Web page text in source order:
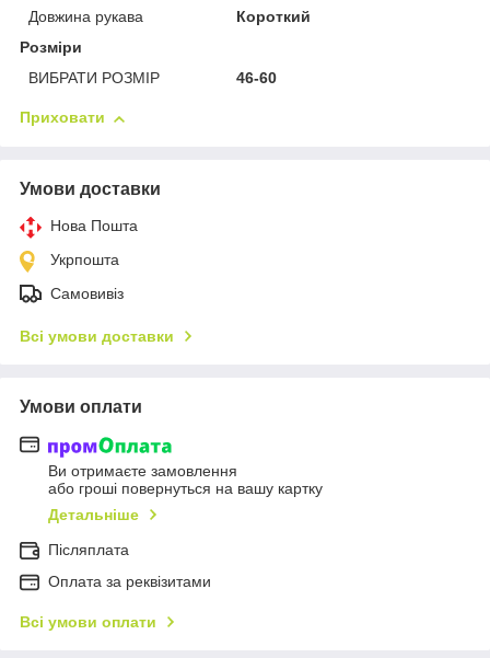
Довжина рукава
Короткий
Розміри
ВИБРАТИ РОЗМІР
46-60
Приховати
Умови доставки
Нова Пошта
Укрпошта
Самовивіз
Всі умови доставки
Умови оплати
Ви отримаєте замовлення
або гроші повернуться на вашу картку
Детальніше
Післяплата
Оплата за реквізитами
Всі умови оплати